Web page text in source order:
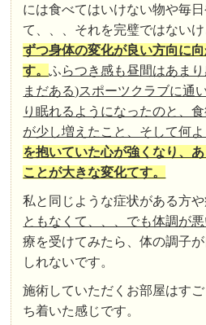
には食べてはいけない物や毎
て、、、それを完璧ではないけ
ずつ身体の変化が良い方向に
す。ふらつき感も昼間はあま
まだある)スポーツクラブに通
り眠れるようになったのと、
が少し増えたこと、そして何
を抱いていた心が強くなり、
ことが大きな変化てす。
私と同じような症状がある方
ともなくて、、、でも体調が
療を受けてみたら、体の調子
しれないです。
施術していただくお部屋はす
ち着いた感じです。